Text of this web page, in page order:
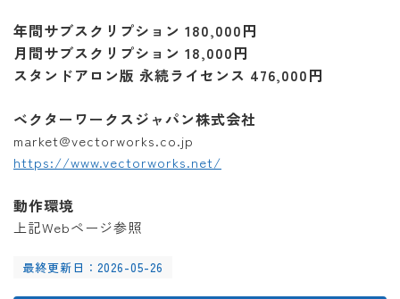
年間サブスクリプション 180,000円
月間サブスクリプション 18,000円
スタンドアロン版 永続ライセンス 476,000円
ベクターワークスジャパン株式会社
market@vectorworks.co.jp
https://www.vectorworks.net/
動作環境
上記Webページ参照
最終更新日：2026-05-26